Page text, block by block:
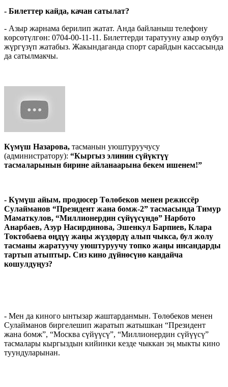
- Билеттер кайда, качан сатылат?
- Азыр жарнама берилип жатат. Анда байланыш телефону
көрсөтүлгөн: 0704-00-11-11. Билеттерди таратууну азыр өзүбуз
жүргүзүп жатабыз. Жакындаганда спорт сарайдын кассасында
да сатылмакчы.
Күмүш Назарова, тасманын уюштуруучусу
(администратору): “Кыргыз элинин сүйүктүү
тасмаларынын бирине айланаарына бекем ишенем!”
- Күмүш айым, продюсер Төлөбеков менен режиссёр
Сулайманов “Президент жана бомж-2” тасмасында Тимур
Маматкулов, “Миллионердин сүйүүсүндө” Нарбото
Анарбаев, Азур Насирдинова, Эшенкул Барпиев, Клара
Токтобаева өңдүү жаңы жүздөрдү алып чыкса, бул жолу
тасманы жаратуучу уюштуруучу топко жаңы инсандарды
тартып атыптыр. Сиз кино дүйнөсүнө кандайча
кошулдуңуз?
- Мен да киного ынтызар жаштарданмын. Төлөбеков менен
Сулайманов биргелешип жаратып жатышкан “Президент
жана бомж”, “Москва сүйүүсү”, “Миллионердин сүйүүсү”
тасмалары кыргыздын кийинки кезде чыккан эң мыкты кино
туундуларынан.